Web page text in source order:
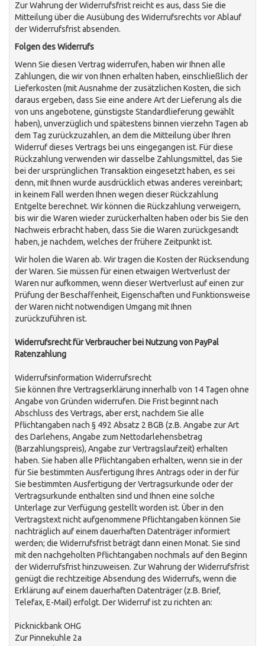
Zur Wahrung der Widerrufsfrist reicht es aus, dass Sie die
Mitteilung über die Ausübung des Widerrufsrechts vor Ablauf
der Widerrufsfrist absenden.
Folgen des Widerrufs
Wenn Sie diesen Vertrag widerrufen, haben wir Ihnen alle
Zahlungen, die wir von Ihnen erhalten haben, einschließlich der
Lieferkosten (mit Ausnahme der zusätzlichen Kosten, die sich
daraus ergeben, dass Sie eine andere Art der Lieferung als die
von uns angebotene, günstigste Standardlieferung gewählt
haben), unverzüglich und spätestens binnen vierzehn Tagen ab
dem Tag zurückzuzahlen, an dem die Mitteilung über Ihren
Widerruf dieses Vertrags bei uns eingegangen ist. Für diese
Rückzahlung verwenden wir dasselbe Zahlungsmittel, das Sie
bei der ursprünglichen Transaktion eingesetzt haben, es sei
denn, mit Ihnen wurde ausdrücklich etwas anderes vereinbart;
in keinem Fall werden Ihnen wegen dieser Rückzahlung
Entgelte berechnet. Wir können die Rückzahlung verweigern,
bis wir die Waren wieder zurückerhalten haben oder bis Sie den
Nachweis erbracht haben, dass Sie die Waren zurückgesandt
haben, je nachdem, welches der frühere Zeitpunkt ist.
Wir holen die Waren ab. Wir tragen die Kosten der Rücksendung
der Waren. Sie müssen für einen etwaigen Wertverlust der
Waren nur aufkommen, wenn dieser Wertverlust auf einen zur
Prüfung der Beschaffenheit, Eigenschaften und Funktionsweise
der Waren nicht notwendigen Umgang mit Ihnen
zurückzuführen ist.
Widerrufsrecht für Verbraucher bei Nutzung von PayPal
Ratenzahlung
Widerrufsinformation Widerrufsrecht
Sie können Ihre Vertragserklärung innerhalb von 14 Tagen ohne
Angabe von Gründen widerrufen. Die Frist beginnt nach
Abschluss des Vertrags, aber erst, nachdem Sie alle
Pflichtangaben nach § 492 Absatz 2 BGB (z.B. Angabe zur Art
des Darlehens, Angabe zum Nettodarlehensbetrag
(Barzahlungspreis), Angabe zur Vertragslaufzeit) erhalten
haben. Sie haben alle Pflichtangaben erhalten, wenn sie in der
für Sie bestimmten Ausfertigung Ihres Antrags oder in der für
Sie bestimmten Ausfertigung der Vertragsurkunde oder der
Vertragsurkunde enthalten sind und Ihnen eine solche
Unterlage zur Verfügung gestellt worden ist. Über in den
Vertragstext nicht aufgenommene Pflichtangaben können Sie
nachträglich auf einem dauerhaften Datenträger informiert
werden; die Widerrufsfrist beträgt dann einen Monat. Sie sind
mit den nachgeholten Pflichtangaben nochmals auf den Beginn
der Widerrufsfrist hinzuweisen. Zur Wahrung der Widerrufsfrist
genügt die rechtzeitige Absendung des Widerrufs, wenn die
Erklärung auf einem dauerhaften Datenträger (z.B. Brief,
Telefax, E-Mail) erfolgt. Der Widerruf ist zu richten an:
Picknickbank OHG
Zur Pinnekuhle 2a